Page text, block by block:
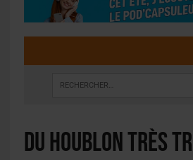
Du houblon très